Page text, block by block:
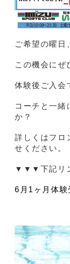
ご希望の曜日
この機会にぜ
体験後ご入会
コーチと一緒
か？
詳しくはフロ
せください。
▼▼▼下記リ
6月1ヶ月体験